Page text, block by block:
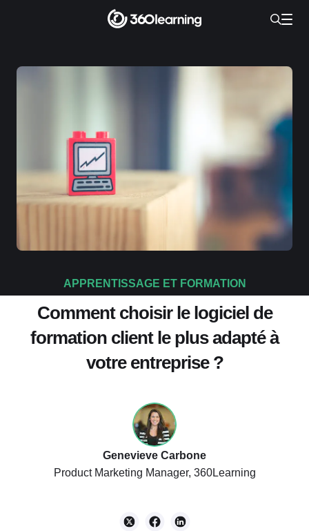
APPRENTISSAGE ET FORMATION
Comment choisir le logiciel de
formation client le plus adapté à
votre entreprise ?
Genevieve Carbone
Product Marketing Manager, 360Learning